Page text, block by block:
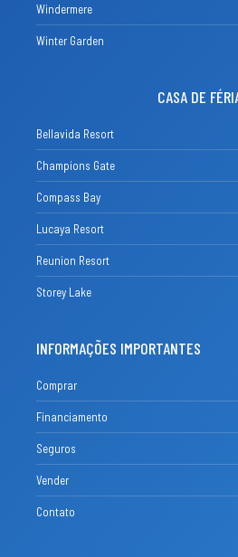
Windermere
Winter Garden
CASA DE
Bellavida Resort
Champions Gate
Compass Bay
Lucaya Resort
Reunion Resort
Storey Lake
INFORMAÇÕES IMPORTANTES
Comprar
Financiamento
Seguros
Vender
Contato